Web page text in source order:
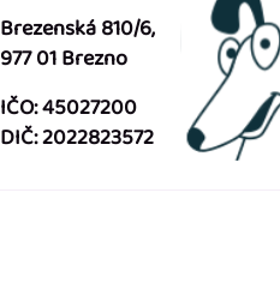
Brezenská 810/6,
977 01 Brezno
IČO: 45027200
DIČ: 2022823572